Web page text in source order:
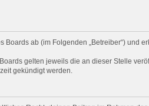
Boards ab (im Folgenden „Betreiber“) und
gelten jeweils die an dieser Stelle
gekündigt werden.